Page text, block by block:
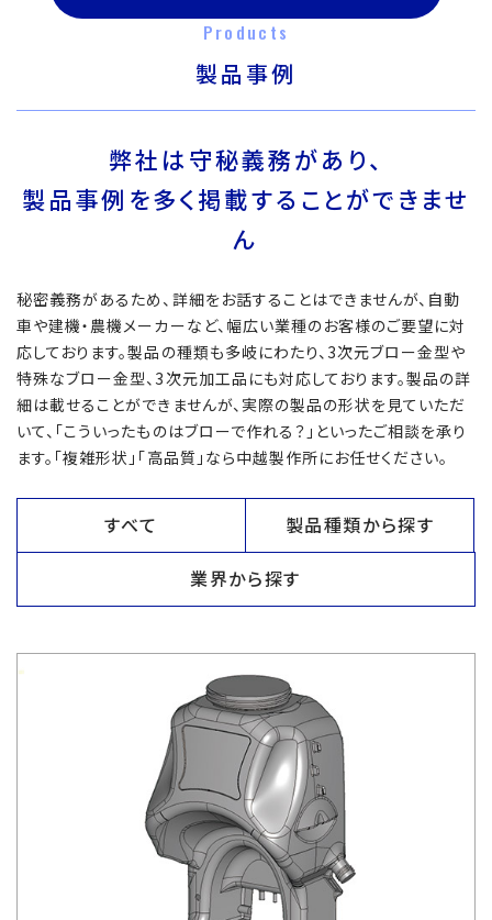
Products
製品事例
弊社は守秘義務があり、
製品事例を多く掲載することができませ
ん
秘密義務があるため、詳細をお話することはできませんが、自動
車や建機・農機メーカーなど、幅広い業種のお客様のご要望に対
応しております。製品の種類も多岐にわたり、3次元ブロー金型や
特殊なブロー金型、3次元加工品にも対応しております。製品の詳
細は載せることができませんが、実際の製品の形状を見ていただ
いて、「こういったものはブローで作れる？」といったご相談を承り
ます。「複雑形状」「高品質」なら中越製作所にお任せください。
すべて 製品種類から探す
業界から探す